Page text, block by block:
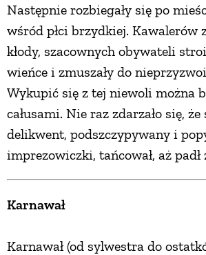
Następnie rozbiegały się po
wśród płci brzydkiej. Kawalerów
kłody, szacownych obywateli
wieńce i zmuszały do
Wykupić się z tej niewoli można
całusami. Nie raz zdarzało się,
delikwent, podszczypywany i
imprezowiczki, tańcował, aż
Karnawał
Karnawał (od sylwestra do